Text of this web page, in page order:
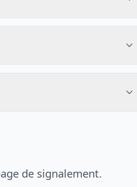
de signalement.